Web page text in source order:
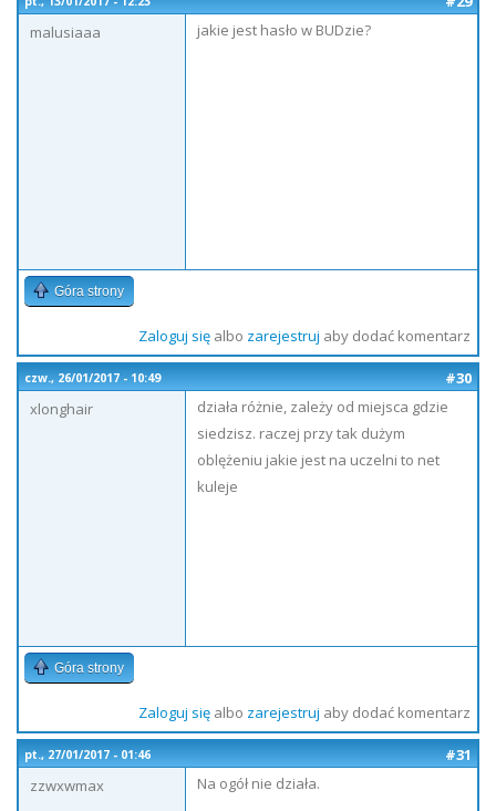
malusiaaa
jakie jest hasło w BUDzie?
Góra strony
Zaloguj sięalbo zarejestruj aby dodać komentarz
czw., 26/01/2017 - 10:49
#30
xlonghair
działa różnie, zależy od miejsca gdzie
siedzisz. raczej przy tak dużym
oblężeniu jakie jest na uczelni to net
kuleje
Góra strony
Zaloguj sięalbo zarejestruj aby dodać komentarz
pt., 27/01/2017 - 01:46
#31
zzwxwmax
Na ogół nie działa.